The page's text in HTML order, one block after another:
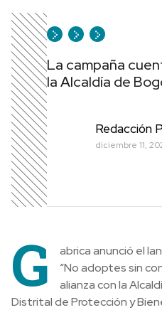
La campaña
la Alcaldía de
Redacción
diciembre 11,
G
abrica anunció el
“No adoptes sin
alianza con la
Distrital de Protección y